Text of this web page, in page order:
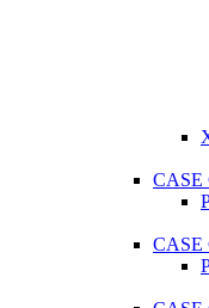
CASE
CASE